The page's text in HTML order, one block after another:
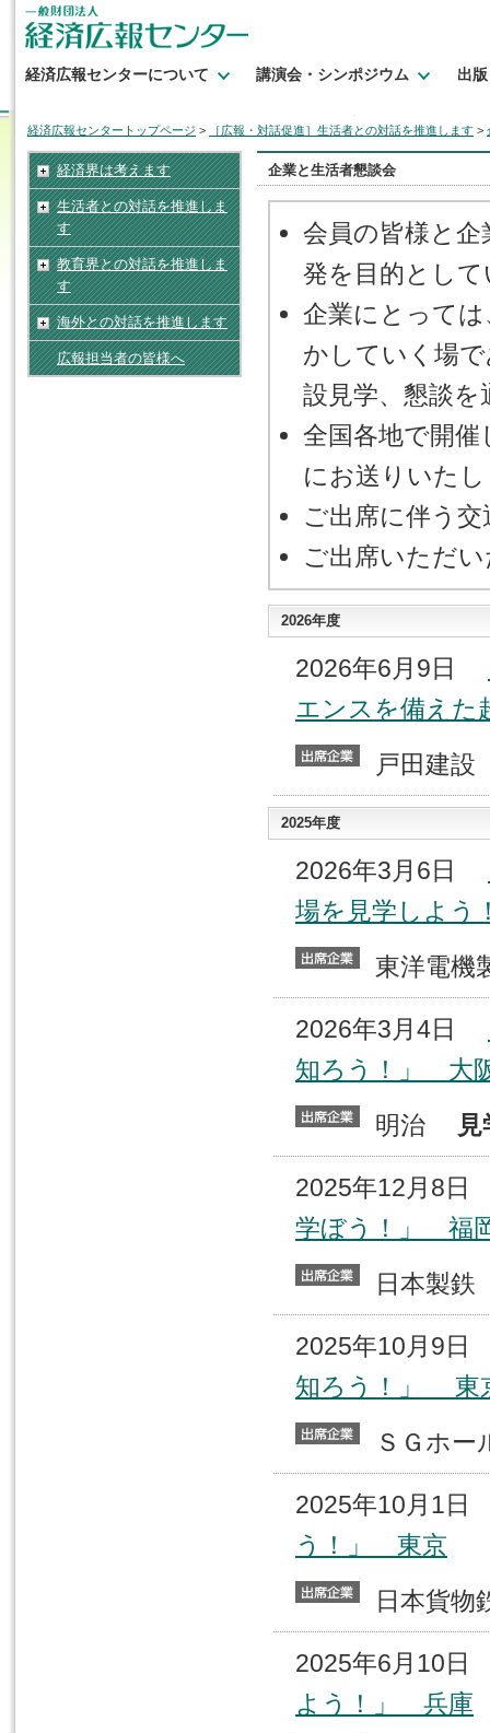
経済広報センターについて 講演会・シンポジウム 出
経済広報センタートップページ > ［広報・対話促進］生活者との対話を推進します >
経済界は考えます
生活者との対話を推進しま
す
教育界との対話を推進しま
す
海外との対話を推進します
広報担当者の皆様へ
企業と生活者懇談会
会員の皆様と
発を目的とし
企業にとって
かしていく場
設見学、懇談
全国各地で開
にお送りいた
ご出席に伴う
ご出席いただ
2026年度
2026年6月9日
エンスを備え
戸田建
2025年度
2026年3月6日
場を見学しよ
東洋電
2026年3月4日
知ろう！」 大
明治
2025年12月8
学ぼう！」 福
日本製
2025年10月9
知ろう！」 東
ＳＧホ
2025年10月1
う！」 東京
日本貨
2025年6月10
よう！」 兵庫